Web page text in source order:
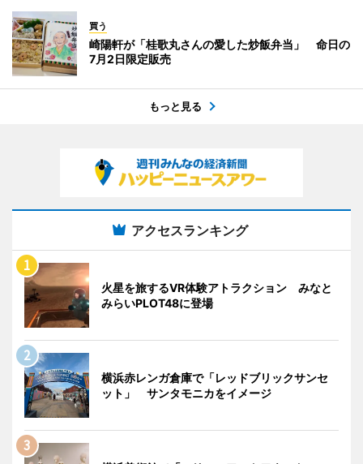
買う
崎陽軒が「桂歌丸さんの愛した炒飯弁当」 命日の
7月2日限定販売
もっと見る
アクセスランキング
火星を旅するVR体験アトラクション みなと
みらいPLOT48に登場
横浜赤レンガ倉庫で「レッドブリックサンセ
ット」 サンタモニカをイメージ